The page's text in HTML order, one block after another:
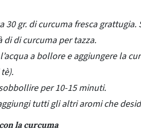
30 gr. di curcuma fresca
di di curcuma per tazza.
a bollore e aggiungere la
per 10-15 minuti.
tutti gli altri aromi che
la curcuma